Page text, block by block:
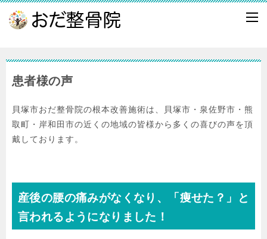
患者様の声
貝塚市おだ整骨院の根本改善施術は、貝塚市・泉佐野市・熊
取町・岸和田市の近くの地域の皆様から多くの喜びの声を頂
戴しております。
産後の腰の痛みがなくなり、「痩せた？」と
言われるようになりました！